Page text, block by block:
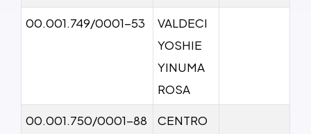
00.001.749/0001-53
VALDECI
YOSHIE
YINUMA
ROSA
00.001.750/0001-88 CENTRO